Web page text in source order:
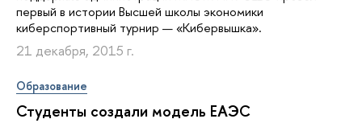
первый в истории Высшей школы экономики
киберспортивный турнир — «Кибервышка».
21 декабря, 2015 г.
Образование
Студенты создали модель ЕАЭС